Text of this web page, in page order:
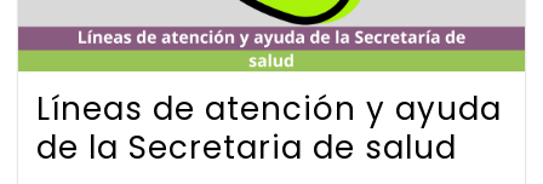
Líneas de atención y ayuda
de la Secretaria de salud